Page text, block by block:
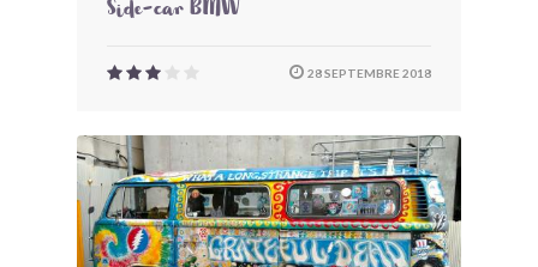
Side-car BMW
28 SEPTEMBRE 2018